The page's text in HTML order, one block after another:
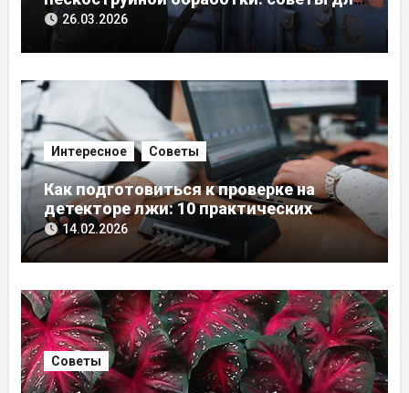
начинающих и профессионалов
26.03.2026
Интересное Советы
Как подготовиться к проверке на
детекторе лжи: 10 практических
советов от экспертов
14.02.2026
Советы